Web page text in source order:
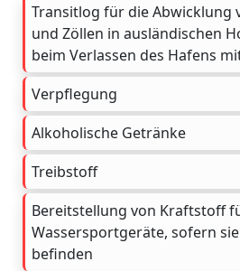
Transitlog für die Abwicklung
und Zöllen in ausländischen
beim Verlassen des Hafens
Verpflegung
Alkoholische Getränke
Treibstoff
Bereitstellung von Kraftstoff
Wassersportgeräte, sofern
befinden